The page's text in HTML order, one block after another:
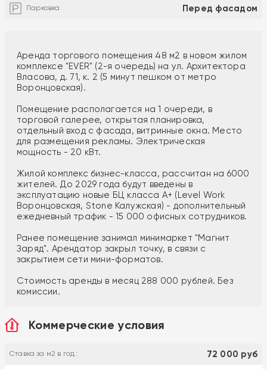
Парковка Перед фасадом
Аренда торгового помещения 48 м2 в новом жилом
комплексе "EVER" (2-я очередь) на ул. Архитектора
Власова, д. 71, к. 2 (5 минут пешком от метро
Воронцовская).
Помещение располагается на 1 очереди, в
торговой галерее, открытая планировка,
отдельный вход с фасада, витринные окна. Место
для размещения рекламы. Электрическая
мощность - 20 кВт.
Жилой комплекс бизнес-класса, рассчитан на 6000
жителей. До 2029 года будут введены в
эксплуатацию новые БЦ класса А+ (Level Work
Воронцовская, Stone Калужская) - дополнительный
ежедневный трафик - 15 000 офисных сотрудников.
Ранее помещение занимал минимаркет "Магнит
Заряд". Арендатор закрыл точку, в связи с
закрытием сети мини-форматов.
Стоимость аренды в месяц 288 000 рублей. Без
комиссии.
Коммерческие условия
Ставка за м2 в год : 72 000 руб